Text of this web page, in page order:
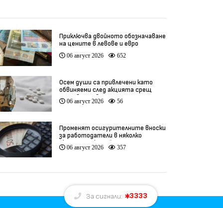
Приключва двойното обозначаване
на цените в левове и евро
06 август 2026 652
Осем души са привлечени като
обвиняеми след акцията срещ
производство на фентанил
06 август 2026 56
Променят осигурителните вноски
за работодатели в няколко
икономически дейности
06 август 2026 357
За сигнали: 3333